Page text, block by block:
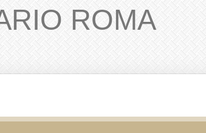
ROMA